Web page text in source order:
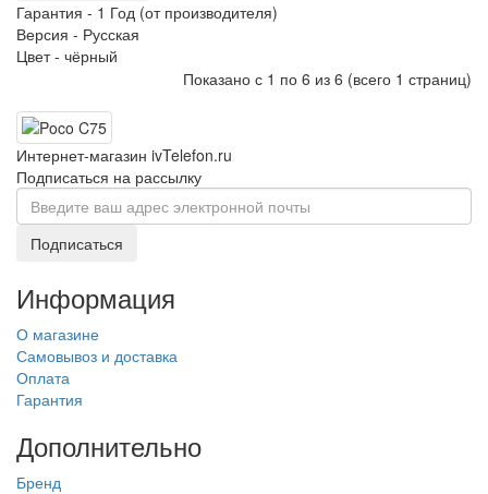
Гарантия - 1 Год (от производителя)
Версия - Русская
Цвет - чёрный
Показано с 1 по 6 из 6 (всего 1 страниц)
Интернет-магазин ivTelefon.ru
Подписаться на рассылку
Подписаться
Информация
О магазине
Самовывоз и доставка
Оплата
Гарантия
Дополнительно
Бренд